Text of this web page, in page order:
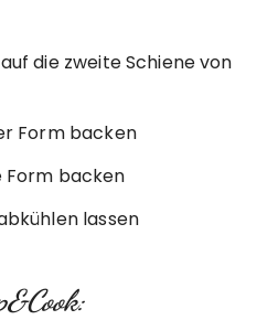
die zweite Schiene von
Form backen
Form backen
lassen